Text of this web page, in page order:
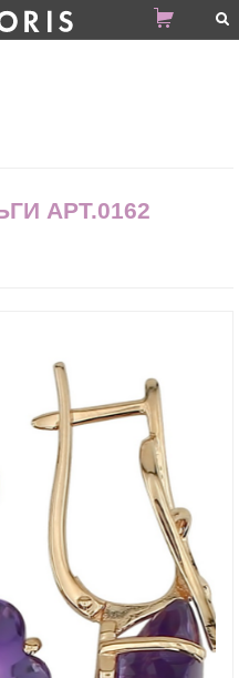
АРТ.0162